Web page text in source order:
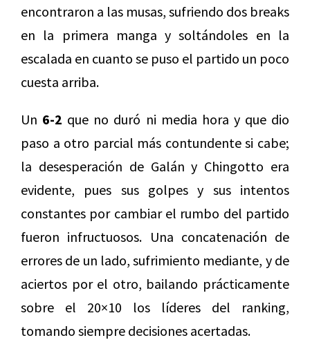
encontraron a las musas, sufriendo dos breaks
en la primera manga y soltándoles en la
escalada en cuanto se puso el partido un poco
cuesta arriba.
Un 6-2 que no duró ni media hora y que dio
paso a otro parcial más contundente si cabe;
la desesperación de Galán y Chingotto era
evidente, pues sus golpes y sus intentos
constantes por cambiar el rumbo del partido
fueron infructuosos. Una concatenación de
errores de un lado, sufrimiento mediante, y de
aciertos por el otro, bailando prácticamente
sobre el 20×10 los líderes del ranking,
tomando siempre decisiones acertadas.